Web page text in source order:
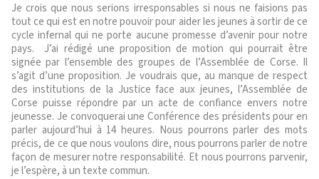
Je crois que nous serions irresponsables si nous ne faisions pas
tout ce qui est en notre pouvoir pour aider les jeunes à sortir de ce
cycle infernal qui ne porte aucune promesse d’avenir pour notre
pays. J’ai rédigé une proposition de motion qui pourrait être
signée par l’ensemble des groupes de l’Assemblée de Corse. Il
s’agit d’une proposition. Je voudrais que, au manque de respect
des institutions de la Justice face aux jeunes, l’Assemblée de
Corse puisse répondre par un acte de confiance envers notre
jeunesse. Je convoquerai une Conférence des présidents pour en
parler aujourd’hui à 14 heures. Nous pourrons parler des mots
précis, de ce que nous voulons dire, nous pourrons parler de notre
façon de mesurer notre responsabilité. Et nous pourrons parvenir,
je l’espère, à un texte commun.